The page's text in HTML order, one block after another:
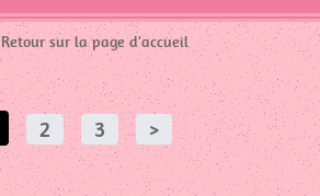
Retour sur la page d'accueil
2 3 >